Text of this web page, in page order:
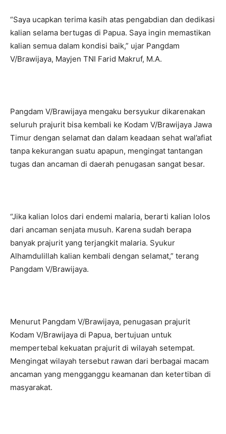
“Saya ucapkan terima kasih atas pengabdian dan dedikasi
kalian selama bertugas di Papua. Saya ingin memastikan
kalian semua dalam kondisi baik,” ujar Pangdam
V/Brawijaya, Mayjen TNI Farid Makruf, M.A.
Pangdam V/Brawijaya mengaku bersyukur dikarenakan
seluruh prajurit bisa kembali ke Kodam V/Brawijaya Jawa
Timur dengan selamat dan dalam keadaan sehat wal’afiat
tanpa kekurangan suatu apapun, mengingat tantangan
tugas dan ancaman di daerah penugasan sangat besar.
“Jika kalian lolos dari endemi malaria, berarti kalian lolos
dari ancaman senjata musuh. Karena sudah berapa
banyak prajurit yang terjangkit malaria. Syukur
Alhamdulillah kalian kembali dengan selamat,” terang
Pangdam V/Brawijaya.
Menurut Pangdam V/Brawijaya, penugasan prajurit
Kodam V/Brawijaya di Papua, bertujuan untuk
mempertebal kekuatan prajurit di wilayah setempat.
Mengingat wilayah tersebut rawan dari berbagai macam
ancaman yang mengganggu keamanan dan ketertiban di
masyarakat.